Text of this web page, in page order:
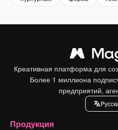
Креативная платформа для
Более 1 миллиона
предприятий,
Продукция